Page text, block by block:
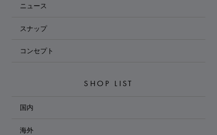
ニュース
スナップ
コンセプト
SHOP LIST
国内
海外